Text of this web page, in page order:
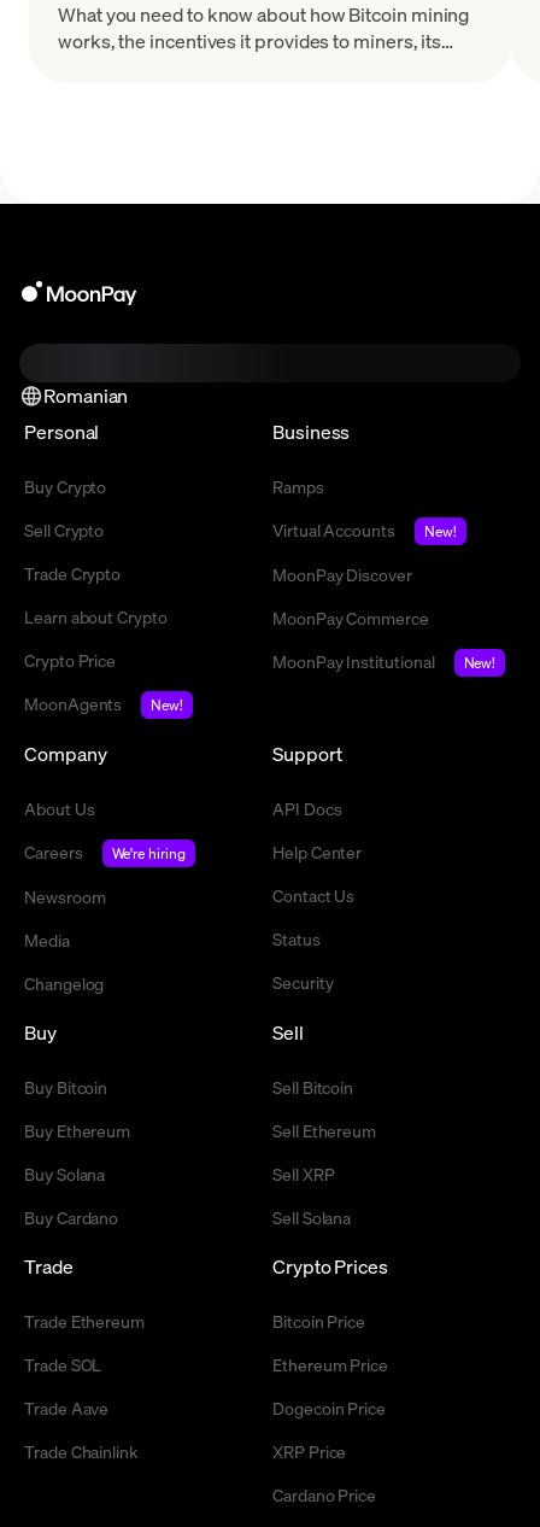
What you need to know about how Bitcoin mining
works, the incentives it provides to miners, its
Romanian
Personal
Buy Crypto
Sell Crypto
Trade Crypto
Learn about Crypto
Crypto Price
MoonAgents
New!
Business
Ramps
Virtual Accounts
New!
MoonPay Discover
MoonPay Commerce
MoonPay Institutional
New!
Company
About Us
Careers
We're hiring
Newsroom
Media
Changelog
Support
API Docs
Help Center
Contact Us
Status
Security
Buy
Buy Bitcoin
Buy Ethereum
Buy Solana
Buy Cardano
Sell
Sell Bitcoin
Sell Ethereum
Sell XRP
Sell Solana
Trade
Trade Ethereum
Trade SOL
Trade Aave
Trade Chainlink
Crypto Prices
Bitcoin Price
Ethereum Price
Dogecoin Price
XRP Price
Cardano Price